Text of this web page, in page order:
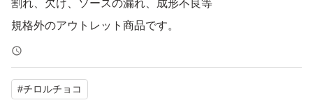
割れ、欠け、ソースの漏れ、成形不良等
規格外のアウトレット商品です。
厚みの関係で緩衝材は入れず、新品の箱に
直接入れて発送させていただきます。
#チロルチョコ